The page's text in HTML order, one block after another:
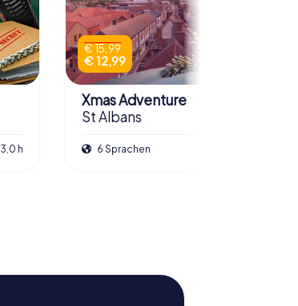
3,0 h
€ 15,99
€ 12,99
Xmas Adventure
St Albans
6 Sprachen